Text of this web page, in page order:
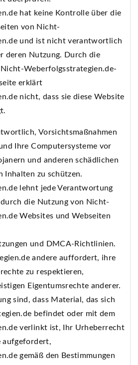
hat keine Kontrolle über die
von Nicht-
und ist nicht verantwortlich
deren Nutzung. Durch die
Weberfolgsstrategien.de-
erklärt
nicht, dass sie diese Website
Vorsichtsmaßnahmen
Ihre Computersysteme vor
und anderen schädlichen
Inhalten zu schützen.
lehnt jede Verantwortung
die Nutzung von Nicht-
Websites und Webseiten
und DMCA-Richtlinien.
andere auffordert, ihre
zu respektieren,
Eigentumsrechte anderer.
sind, dass Material, das sich
befindet oder mit dem
verlinkt ist, Ihr Urheberrecht
aufgefordert,
gemäß den Bestimmungen